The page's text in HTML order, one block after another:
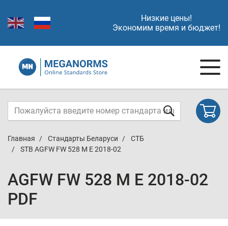
Низкие цены!
Экономим время и бюджет!
Главная Стандарты Беларуси
СТБ
STB AGFW FW 528 M E 2018-02
AGFW FW 528 M E 2018-02
PDF